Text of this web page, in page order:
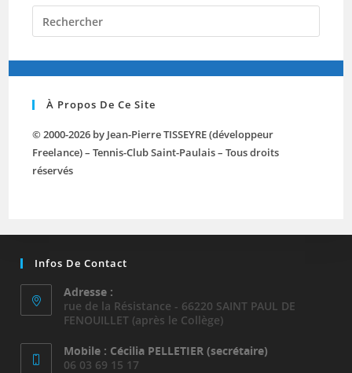
close
À Propos De Ce Site
© 2000-2026 by Jean-Pierre TISSEYRE (développeur
Freelance) – Tennis-Club Saint-Paulais – Tous droits
réservés
Infos De Contact
Adresse :
rue de la Résistance - 66220 SAINT PAUL DE
FENOUILLET (après le Collège)
Mobile : Cécilia PELLETIER (secrétaire)
06 03 69 15 17